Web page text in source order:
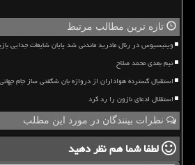
تازه ترین مطالب مرتبط
وینیسیوس در رئال مادرید ماندنی شد پایان شایعات جدایی
تیم بعدی محمد صلاح
استقبال گسترده هواداران از دروازه بان شگفتی ساز جام
استقلال ادعای نازون را رد کرد
نظرات بینندگان در مورد این مطلب
لطفا شما همنظر دهید